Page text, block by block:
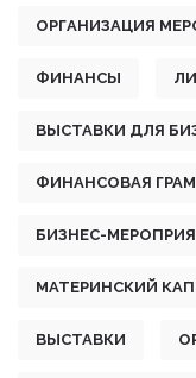
ОРГАНИЗАЦИЯ
ФИНАНСЫ
ВЫСТАВКИ ДЛЯ
ФИНАНСОВАЯ
БИЗНЕС-
МАТЕРИНСКИЙ
ВЫСТАВКИ